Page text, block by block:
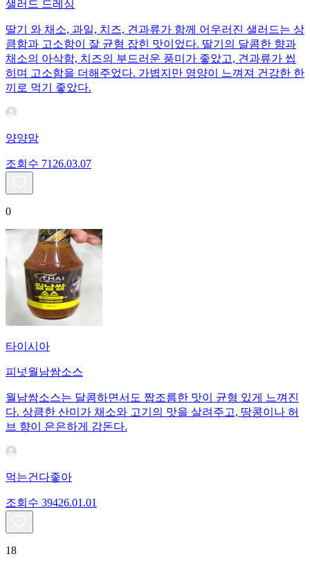
샐러드 드레싱
딸기 와 채소, 과일, 치즈, 견과류가 함께 어우러진 샐러드는 상
큼함과 고소함이 잘 균형 잡힌 맛이었다. 딸기의 달콤한 향과
채소의 아삭함, 치즈의 부드러운 풍미가 좋았고, 견과류가 씹
히며 고소함을 더해주었다. 가볍지만 영양이 느껴져 건강한 한
끼로 먹기 좋았다.
양양맘
조회수 71 26.03.07
0
타이시아
피넛월남쌈소스
월남쌈소스는 달콤하면서도 짭조름한 맛이 균형 있게 느껴진
다. 상큼한 산미가 채소와 고기의 맛을 살려주고, 땅콩이나 허
브 향이 은은하게 감돈다.
먹는건다좋아
조회수 39426.01.01
18